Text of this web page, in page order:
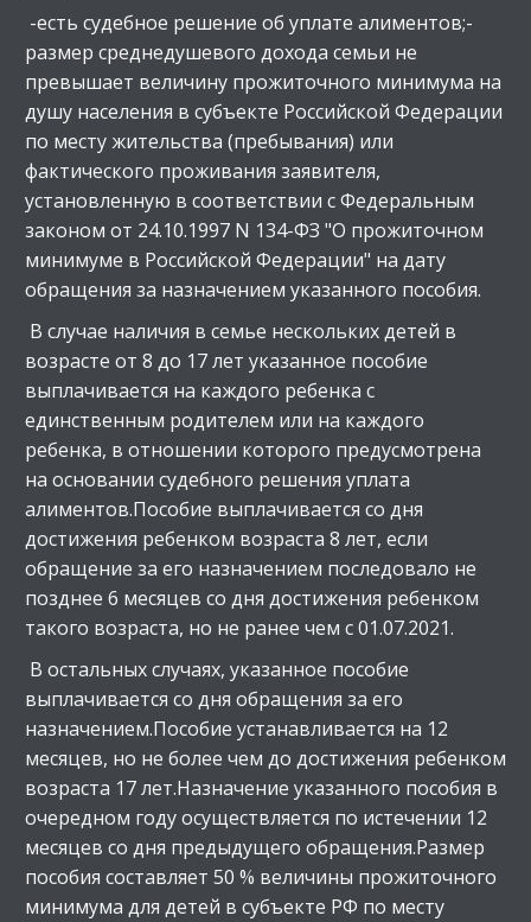
-есть судебное решение об уплате алиментов;-
размер среднедушевого дохода семьи не
превышает величину прожиточного минимума на
душу населения в субъекте Российской Федерации
по месту жительства (пребывания) или
фактического проживания заявителя,
установленную в соответствии с Федеральным
законом от 24.10.1997 N 134-ФЗ "О прожиточном
минимуме в Российской Федерации" на дату
обращения за назначением указанного пособия.
В случае наличия в семье нескольких детей в
возрасте от 8 до 17 лет указанное пособие
выплачивается на каждого ребенка с
единственным родителем или на каждого
ребенка, в отношении которого предусмотрена
на основании судебного решения уплата
алиментов.Пособие выплачивается со дня
достижения ребенком возраста 8 лет, если
обращение за его назначением последовало не
позднее 6 месяцев со дня достижения ребенком
такого возраста, но не ранее чем с 01.07.2021.
В остальных случаях, указанное пособие
выплачивается со дня обращения за его
назначением.Пособие устанавливается на 12
месяцев, но не более чем до достижения ребенком
возраста 17 лет.Назначение указанного пособия в
очередном году осуществляется по истечении 12
месяцев со дня предыдущего обращения.Размер
пособия составляет 50 % величины прожиточного
минимума для детей в субъекте РФ по месту